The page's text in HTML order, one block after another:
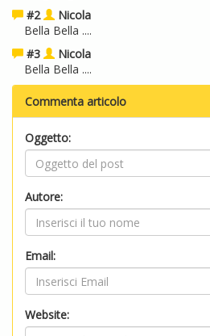
#2
Nicola
Bella Bella ....
#3
Nicola
Bella Bella ....
Commenta articolo
Oggetto:
Autore:
Email:
Website: